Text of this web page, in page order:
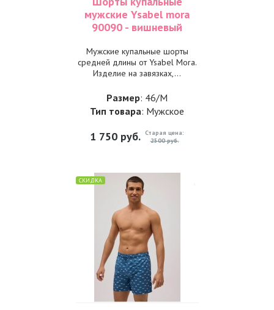
мужские Ysabel mora
90090 - вишневый
Мужские купальные шорты
средней длины от Ysabel Mora.
Изделие на завязках,...
Размер: 46/M
Тип товара: Мужское
1 750 руб. Старая цена:
2500 руб.
СКИДКА